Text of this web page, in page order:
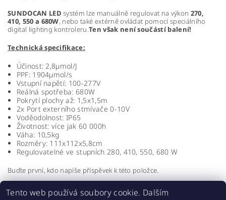
SUNDOCAN LED systém lze manuálně regulovat na výkon 270,
410, 550 a 680W, nebo také extérně ovládat pomocí speciálního
digital lighting kontroleru.Ten však není součástí balení!
Technická specifikace:
Účinost: 2,8µmol/J
PPF: 1904µmol/s
Vstupní napětí: 100-277V
Reálná spotřeba: 680W
Pokrytí plochy až: 1,5x1,5m
2x Port externího stmívače 0-10V
Voděodolnost: IP65
Životnost: více jak 60 000h
Váha: 10,5kg
Rozměry: 111x112x5,8cm
Regulovatelné ve stupních 280, 410, 550, 680 W
Buďte první, kdo napíše příspěvek k této položce.
Přidat komentář
Tento web používá soubory cookie. Dalším